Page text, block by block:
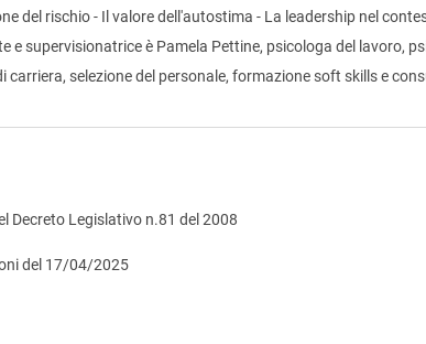
del rischio - Il valore dell'autostima - La leadership nel
e supervisionatrice è Pamela Pettine, psicologa del lavoro,
carriera, selezione del personale, formazione soft skills e
Decreto Legislativo n.81 del 2008
del 17/04/2025